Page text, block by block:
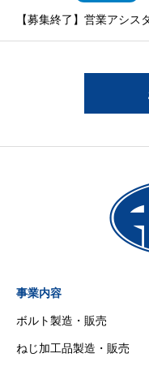
【募集終了】営業アシス
事業内容
ボルト製造・販売
ねじ加工品製造・販売